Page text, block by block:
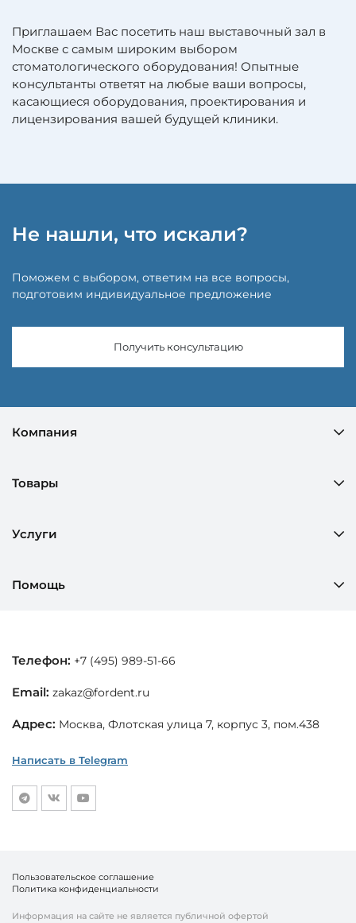
Приглашаем Вас посетить наш выставочный зал в
Москве с самым широким выбором
стоматологического оборудования! Опытные
консультанты ответят на любые ваши вопросы,
касающиеся оборудования, проектирования и
лицензирования вашей будущей клиники.
Не нашли, что искали?
Поможем с выбором, ответим на все вопросы,
подготовим индивидуальное предложение
Получить консультацию
Компания
Товары
Услуги
Помощь
Телефон: +7 (495) 989-51-66
Email: zakaz@fordent.ru
Адрес: Москва, Флотская улица 7, корпус 3, пом.438
Написать в Telegram
Информация на сайте не является публичной офертой
Пользовательское соглашение
Политика конфиденциальности